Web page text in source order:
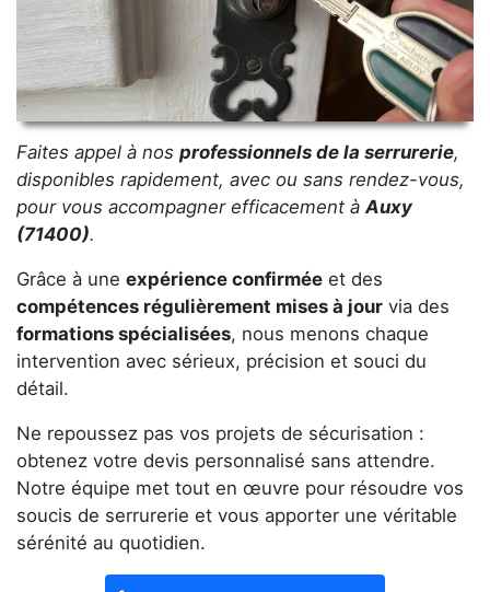
Faites appel à nos professionnels de la serrurerie,
disponibles rapidement, avec ou sans rendez-vous,
pour vous accompagner efficacement àAuxy
(71400).
Grâce à une expérience confirmée et des
compétences régulièrement mises à jour via des
formations spécialisées, nous menons chaque
intervention avec sérieux, précision et souci du
détail.
Ne repoussez pas vos projets de sécurisation :
obtenez votre devis personnalisé sans attendre.
Notre équipe met tout en œuvre pour résoudre vos
soucis de serrurerie et vous apporter une véritable
sérénité au quotidien.